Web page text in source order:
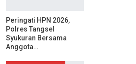
Peringati HPN 2026,
Polres Tangsel
Syukuran Bersama
Anggota…